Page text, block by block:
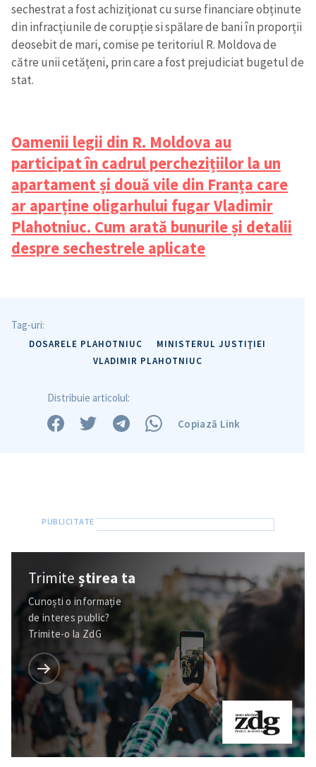
Despre ZdG
in English
на русском
sechestrat a fost achiziționat cu surse financiare obținute
din infracțiunile de corupție si spălare de bani în proporții
deosebit de mari, comise pe teritoriul R. Moldova de
către unii cetățeni, prin care a fost prejudiciat bugetul de
stat.
Oamenii legii din R. Moldova au
participat în cadrul perchezițiilor la un
apartament și două vile din Franța care
ar aparține oligarhului fugar Vladimir
Plahotniuc. Cum arată bunurile și detalii
despre sechestrele aplicate
Tag-uri:
DOSARELE PLAHOTNIUC
MINISTERUL JUSTIŢIEI
VLADIMIR PLAHOTNIUC
Distribuie articolul:
Copiază Link
Trimiteștirea ta
Cunoști o informație
de interes public?
Trimite-o la ZdG